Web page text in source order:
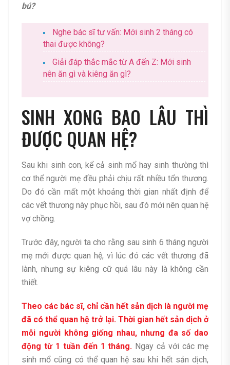
bú?
Nghe bác sĩ tư vấn: Mới sinh 2 tháng có
thai được không?
Giải đáp thắc mắc từ A đến Z: Mới sinh
nên ăn gì và kiêng ăn gì?
SINH XONG BAO LÂU THÌ
ĐƯỢC QUAN HỆ?
Sau khi sinh con, kể cả sinh mổ hay sinh thường thì
cơ thể người mẹ đều phải chịu rất nhiều tổn thương.
Do đó cần mất một khoảng thời gian nhất định để
các vết thương này phục hồi, sau đó mới nên quan hệ
vợ chồng.
Trước đây, người ta cho rằng sau sinh 6 tháng người
mẹ mới được quan hệ, vì lúc đó các vết thương đã
lành, nhưng sự kiêng cữ quá lâu này là không cần
thiết.
Theo các bác sĩ, chỉ cần hết sản dịch là người mẹ
đã có thể quan hệ trở lại. Thời gian hết sản dịch ở
mỗi người không giống nhau, nhưng đa số dao
động từ 1 tuần đến 1 tháng. Ngay cả với các mẹ
sinh mổ cũng có thể quan hệ sau khi hết sản dịch,